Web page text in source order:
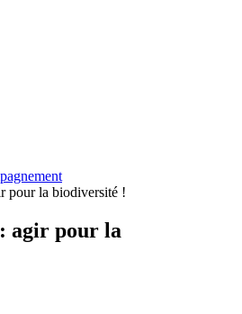
pour la biodiversité !
agir pour la